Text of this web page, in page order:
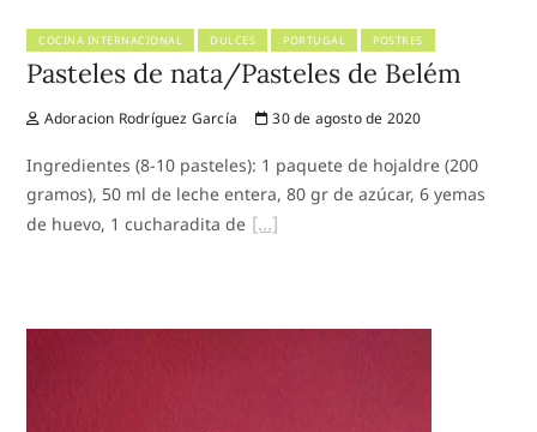
COCINA INTERNACIONAL DULCES PORTUGAL POSTRES
Pasteles de nata/Pasteles de Belém
Adoracion Rodríguez García 30 de agosto de 2020
Ingredientes (8-10 pasteles): 1 paquete de hojaldre (200
gramos), 50 ml de leche entera, 80 gr de azúcar, 6 yemas
de huevo, 1 cucharadita de